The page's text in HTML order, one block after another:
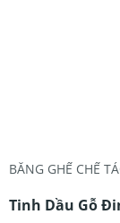
BĂNG GHẾ CHẾ
Tinh Dầu Gỗ